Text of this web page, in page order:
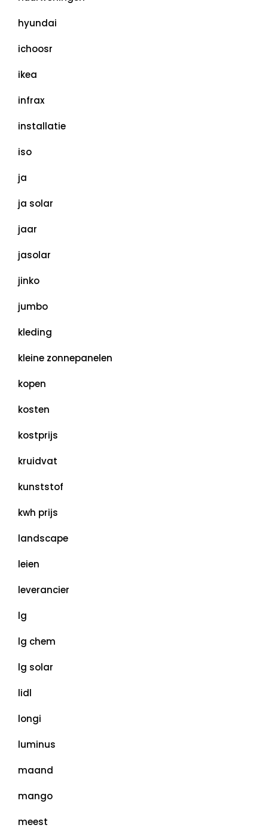
hyundai
ichoosr
ikea
infrax
installatie
iso
ja
ja solar
jaar
jasolar
jinko
jumbo
kleding
kleine zonnepanelen
kopen
kosten
kostprijs
kruidvat
kunststof
kwh prijs
landscape
leien
leverancier
lg
lg chem
lg solar
lidl
longi
luminus
maand
mango
meest